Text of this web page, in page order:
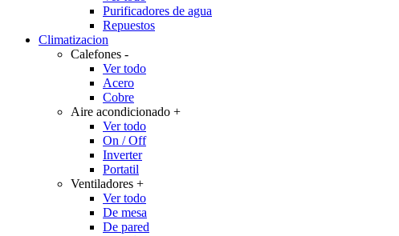
Purificadores de agua
Repuestos
Climatizacion
Calefones -
Ver todo
Acero
Cobre
Aire acondicionado +
Ver todo
On / Off
Inverter
Portatil
Ventiladores +
Ver todo
De mesa
De pared